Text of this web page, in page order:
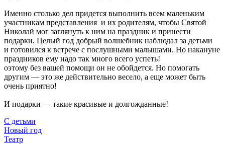
Именно столько дел придется выполнить всем маленьким
участникам представления и их родителям, чтобы Святой
Николай мог заглянуть к ним на праздник и принести
подарки. Целый год добрый волшебник наблюдал за детьми
и готовился к встрече с послушными малышами. Но накануне
праздников ему надо так много всего успеть!
оэтому без вашей помощи он не обойдется. Но помогать
другим — это же действительно весело, а еще может быть
очень приятно!
И подарки — такие красивые и долгожданные!
С детьми
Новый год
Театр